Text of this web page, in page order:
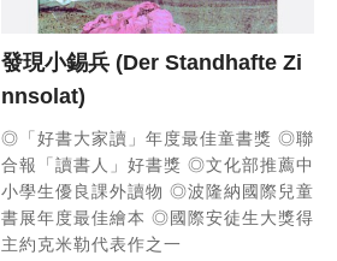
發現小錫兵 (Der Standhafte Zi
nnsolat)
◎「好書大家讀」年度最佳童書獎 ◎聯
合報「讀書人」好書獎 ◎文化部推薦中
小學生優良課外讀物 ◎波隆納國際兒童
書展年度最佳繪本 ◎國際安徒生大獎得
主約克米勒代表作之一